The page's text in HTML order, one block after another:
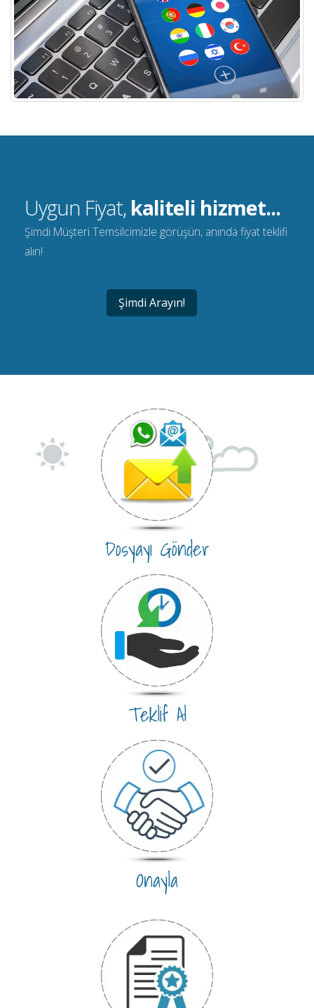
Uygun Fiyat, kaliteli hizmet...
Şimdi Müşteri Temsilcimizle görüşün, anında fiyat teklifi
alın!
Şimdi Arayın!
Dosyayı Gönder
Teklif Al
Onayla